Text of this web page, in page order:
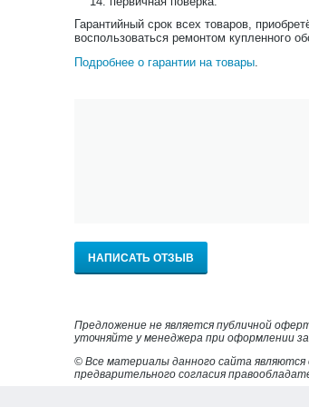
Гарантийный срок всех товаров,
воспользоваться ремонтом купленного
Подробнее о гарантии на товары
НАПИСАТЬ ОТЗЫВ
Предложение не является публичной
уточняйте у менеджера при оформлении
© Все материалы данного сайта
предварительного согласия